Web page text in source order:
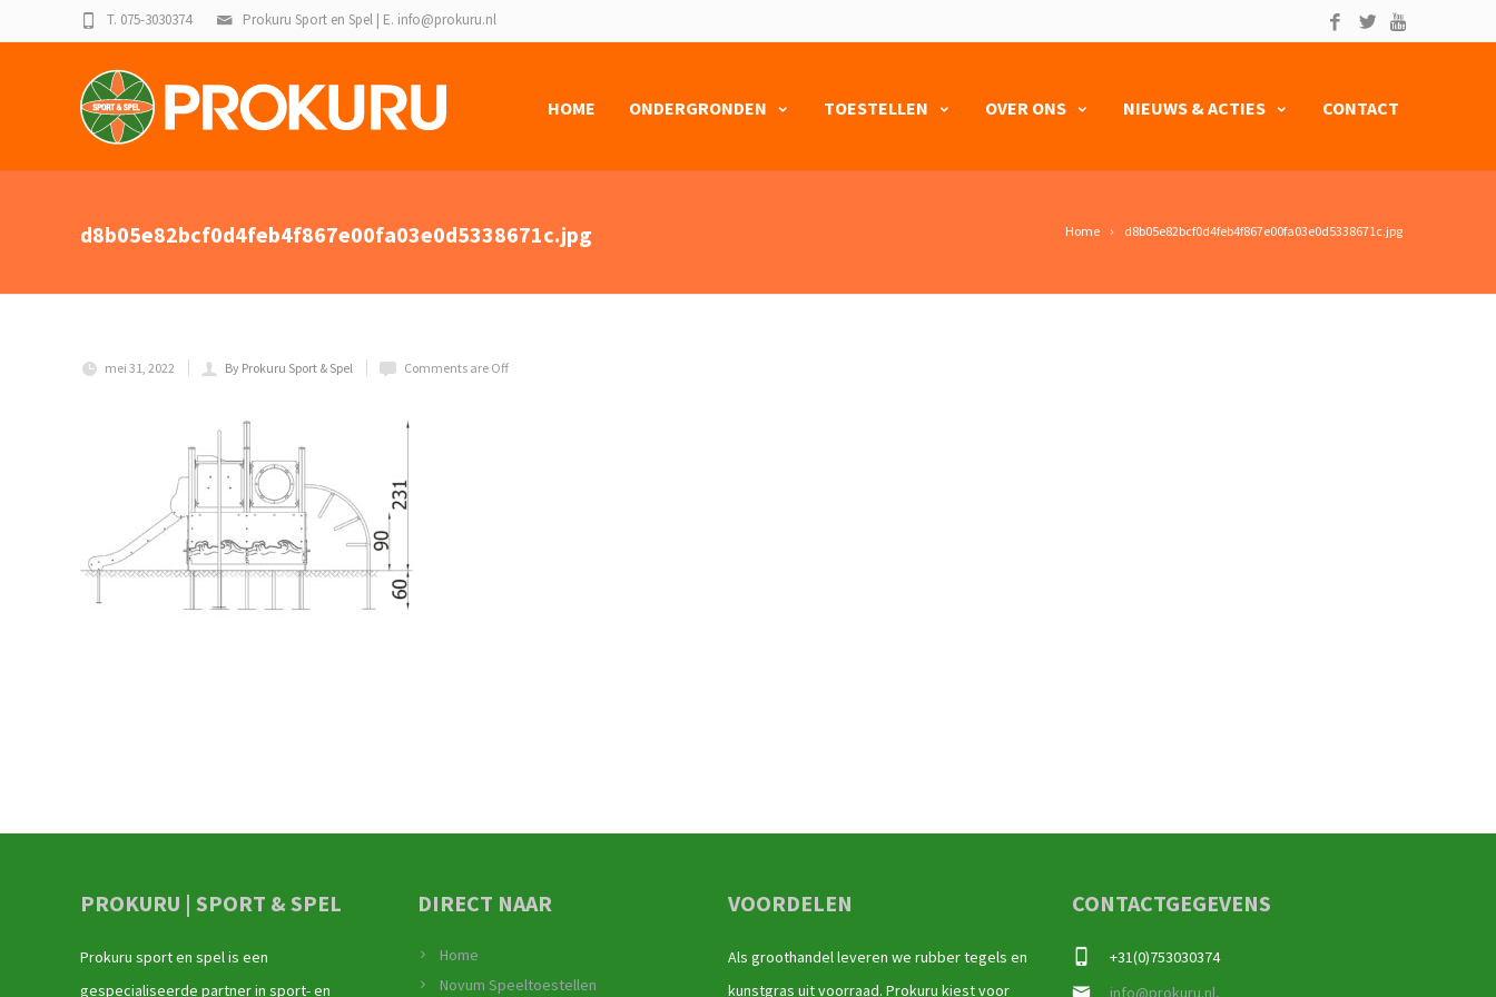
Prokuru Sport en Spel | E. info@prokuru.nl
T. 075-3030374
HOME ONDERGRONDEN TOESTELLEN OVER ONS NIEUWS & ACTIES CONTACT
Home d8b05e82bcf0d4feb4f867e00fa03e0d5338671c.jpg
d8b05e82bcf0d4feb4f867e00fa03e0d5338671c.jpg
mei 31, 2022 By Prokuru Sport & Spel Comments are Off
PROKURU | SPORT & SPEL
Prokuru sport en spel is een
gespecialiseerde partner in sport- en
DIRECT NAAR
Home
Novum Speeltoestellen
VOORDELEN
Als groothandel leveren we rubber tegels en
kunstgras uit voorraad. Prokuru kiest voor
CONTACTGEGEVENS
+31(0)753030374
info@prokuru.nl,